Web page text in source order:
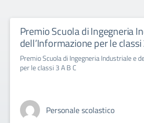
Premio Scuola di Ingegneria
dell’Informazione per le classi
Premio Scuola di Ingegneria Industriale e
per le classi 3 A B C
Personale scolastico